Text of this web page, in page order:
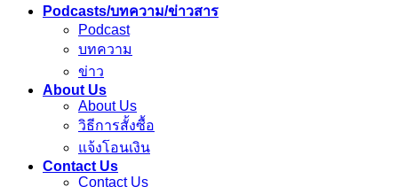
Podcasts/บทความ/ข่าวสาร
Podcast
บทความ
ข่าว
About Us
About Us
วิธีการสั้งซื้อ
แจ้งโอนเงิน
Contact Us
Contact Us